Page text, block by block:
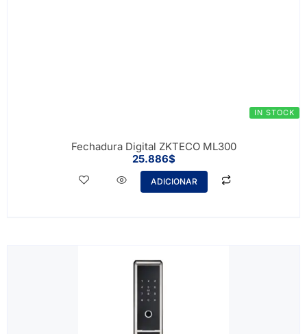
IN STOCK
Fechadura Digital ZKTECO ML300
25.886$
ADICIONAR